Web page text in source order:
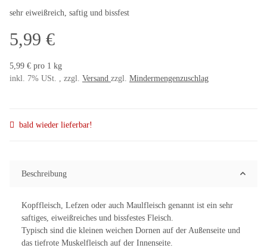
sehr eiweißreich, saftig und bissfest
5,99 €
5,99 € pro 1 kg
inkl. 7% USt. , zzgl. Versand zzgl. Mindermengenzuschlag
bald wieder lieferbar!
Beschreibung
Kopffleisch, Lefzen oder auch Maulfleisch genannt ist ein sehr
saftiges, eiweißreiches und bissfestes Fleisch.
Typisch sind die kleinen weichen Dornen auf der Außenseite und
das tiefrote Muskelfleisch auf der Innenseite.